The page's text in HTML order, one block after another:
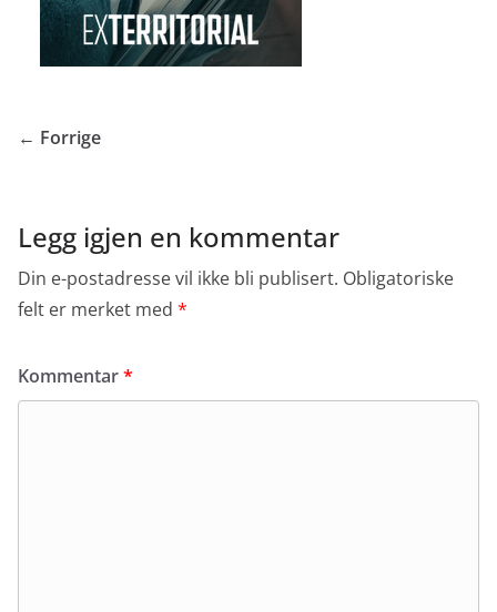
← Forrige
Legg igjen en kommentar
Din e-postadresse vil ikke bli publisert. Obligatoriske
felt er merket med *
Kommentar*